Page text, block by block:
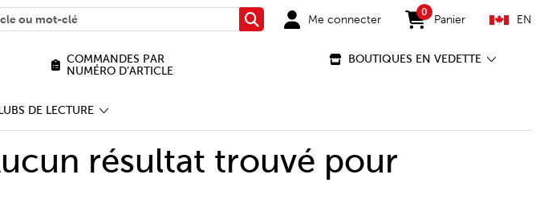
RechercherMe connecter
0
items in cart
Panier EN
COMMANDES PAR
NUMÉRO D’ARTICLE
BOUTIQUES EN VEDETTE
DE LECTURE
résultat trouvé pour